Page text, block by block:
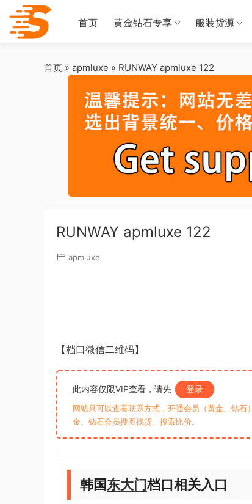
首页 黄金钻石专享 服装货源
首页 » apmluxe » RUNWAY apmluxe 122
RUNWAY apmluxe 122
apmluxe
【档口微信二维码】
此内容仅限VIP查看，请先 登录
网站只可以查看联系方式，开通会员（黄金、钻
金、钻石会员搜图找货、搜索比价。
韩国东大门档口相关入口